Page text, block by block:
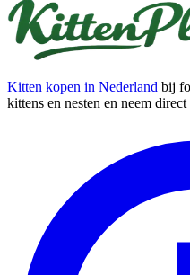
Kitten kopen in Nederland bij
kittens en nesten en neem